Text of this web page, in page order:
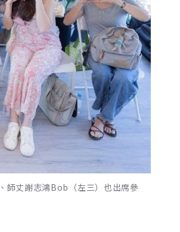
師丈謝志鴻Bob（左三）也出席參